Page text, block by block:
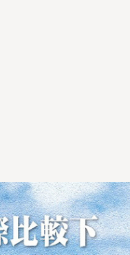
文、主編導論及
篇。